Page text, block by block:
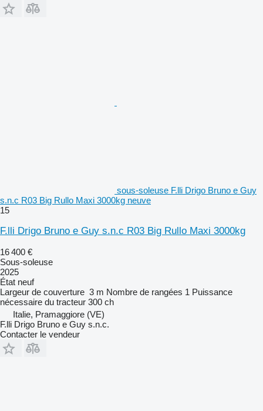
sous-soleuse F.lli Drigo Bruno e Guy
s.n.c R03 Big Rullo Maxi 3000kg neuve
15
F.lli Drigo Bruno e Guy s.n.c R03 Big Rullo Maxi 3000kg
16 400 €
Sous-soleuse
2025
État neuf
Largeur de couverture 3 m Nombre de rangées 1 Puissance
nécessaire du tracteur 300 ch
Italie, Pramaggiore (VE)
F.lli Drigo Bruno e Guy s.n.c.
Contacter le vendeur